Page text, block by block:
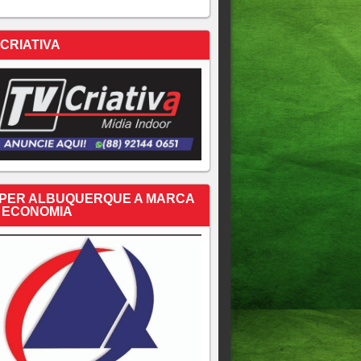
ALBUQUERQUE A MARCA
ECONOMIA